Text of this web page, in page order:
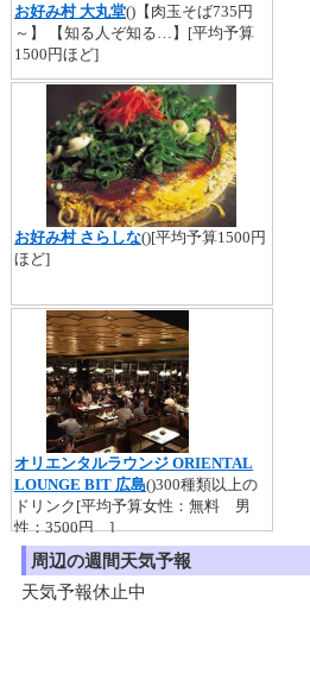
周辺の週間天気予報
天気予報休止中